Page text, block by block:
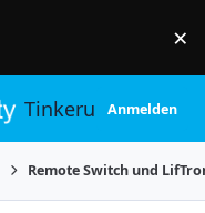
×
TinkerunityAnmelden
Remote Switch und